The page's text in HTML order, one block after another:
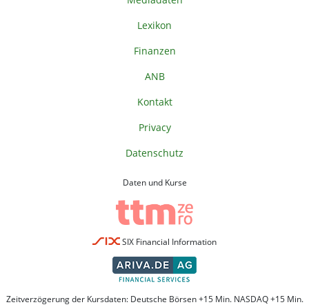
Lexikon
Finanzen
ANB
Kontakt
Privacy
Datenschutz
Daten und Kurse
SIX Financial Information
Zeitverzögerung der Kursdaten: Deutsche Börsen +15 Min. NASDAQ +15 Min.